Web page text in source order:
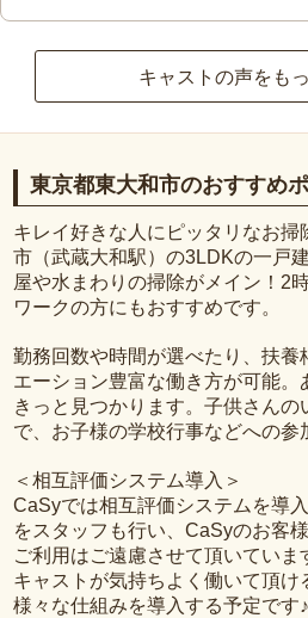
キャストの声をも
東京都東大和市のおすすめ
キレイ好きな人にピッタリなお掃
市（武蔵大和駅）の3LDKの一戸
屋や水まわりの掃除がメイン！2
ワークの方にもおすすめです。
勤務回数や時間が選べたり、扶養
エーション豊富な働き方が可能。
きっと見つかります。子供さん
で、お子様の学校行事などへの参
＜相互評価システム導入＞
CaSyでは相互評価システムを導
をスタッフも行い、CaSyのお客
ご利用はご遠慮させて頂いていま
キャストが気持ちよく働いて頂け
様々な仕組みを導入する予定です♪